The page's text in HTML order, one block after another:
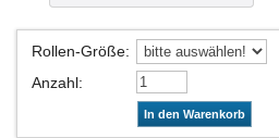
Rollen-Größe:
Anzahl:
In den Warenkorb